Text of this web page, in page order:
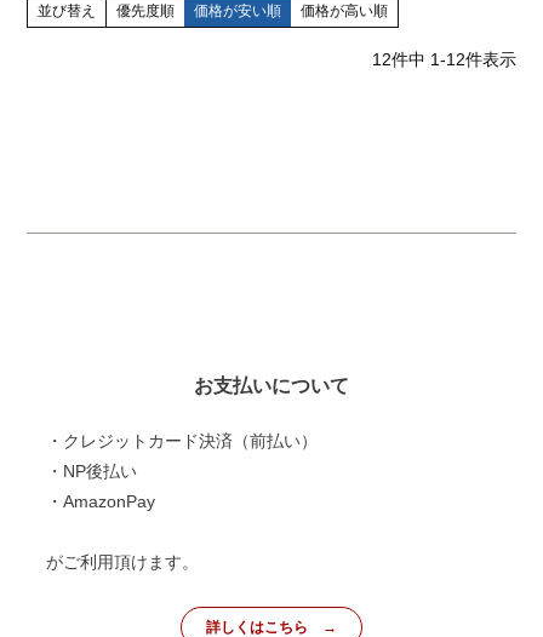
並び替え 優先度順 価格が安い順 価格が高い順
12件中 1-12件表示
お支払いについて
・クレジットカード決済（前払い）
・NP後払い
・AmazonPay
がご利用頂けます。
詳しくはこちら